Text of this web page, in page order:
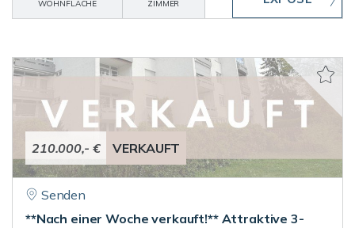
WOHNFLÄCHE ZIMMER
210.000,- € VERKAUFT
Senden
**Nach einer Woche verkauft!** Attraktive 3-